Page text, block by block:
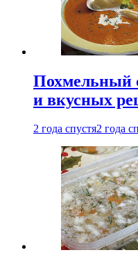
Похмельный
и вкусных
2 года спустя2 года